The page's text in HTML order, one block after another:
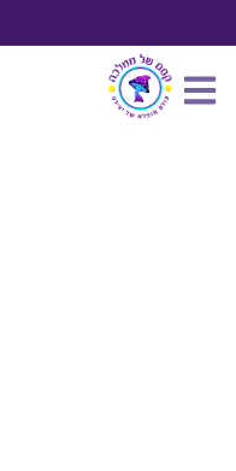
לתוכן
בהזמנות מעל 599 ₪
פטריות
כ-7